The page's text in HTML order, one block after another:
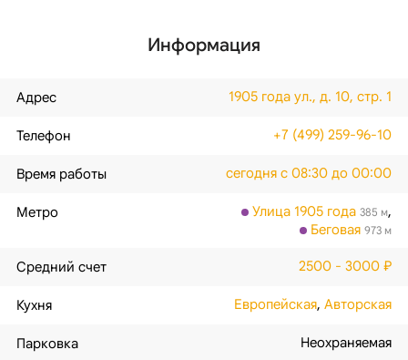
Информация
Адрес 1905 года ул., д. 10, стр. 1
Телефон +7 (499) 259-96-10
Время работы сегодня с 08:30 до 00:00
Метро Улица 1905 года 385 м,
Беговая 973 м
Средний счет 2500 - 3000 ₽
Кухня Европейская,Авторская
Парковка Неохраняемая